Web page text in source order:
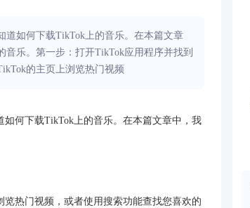
道如何下载TikTok上的音乐。在本篇文章
乐。第一步：打开TikTok应用程序并找到
的主页上浏览热门视频
何下载TikTok上的音乐。在本篇文章中，我
热门视频，或者使用搜索功能查找您喜欢的